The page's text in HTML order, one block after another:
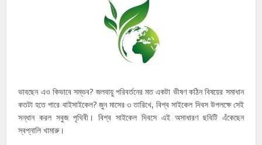
ভাবছেন এও কিভাবে সম্ভব? জলবায়ু পরিবর্তনের মত একটা ভীষণ কঠিন বিষয়ের সমাধান
কতটা হতে পারে বাইসাইকেল? জুন মাসের ৩ তারিখে, বিশ্ব সাইকেল দিবস উপলক্ষে সেই
সন্ধান করল সবুজ পৃথিবী। বিশ্ব সাইকেল দিবসে এই অসাধারণ ছবিটি এঁকেছেন
স্বপ্নালি খামারু।